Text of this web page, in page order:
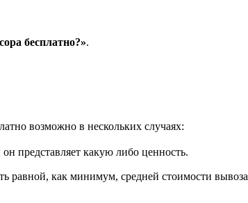
бесплатно?».
возможно в нескольких случаях:
представляет какую либо ценность.
равной, как минимум, средней стоимости вывоза